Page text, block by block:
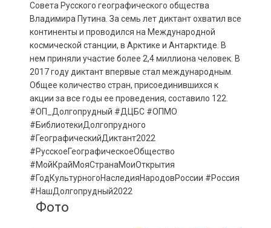
Совета Русского географического общества
Владимира Путина. За семь лет диктант охватил все
континенты и проводился на Международной
космической станции, в Арктике и Антарктиде. В
нем приняли участие более 2,4 миллиона человек. В
2017 году диктант впервые стал международным.
Общее количество стран, присоединившихся к
акции за все годы ее проведения, составило 122.
#ОП_Долгопрудный #ДЦБС #ОПМО
#БиблиотекиДолгопрудного
#ГеографическийДиктант2022
#РусскоеГеографическоеОбщество
#МойКрайМояСтранаМоиОткрытия
#ГодКультурногоНаследияНародовРоссии #Россия
#НашДолгопрудный2022
Фото